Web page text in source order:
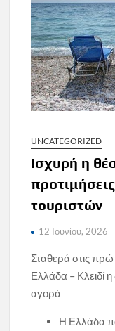
UNCATEGORIZED
Ισχυρή η
τουριστών
12 Ιουνίου, 2026
Σταθερά στις
Ελλάδα – Κλειδί
αγορά
Η Ελλάδα